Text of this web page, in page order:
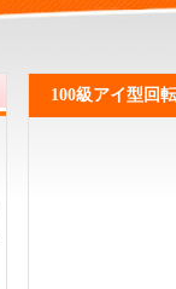
100級アイ型回